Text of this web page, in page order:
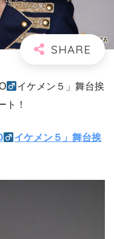
イケメン５」舞台挨
ト！
イケメン５」舞台挨